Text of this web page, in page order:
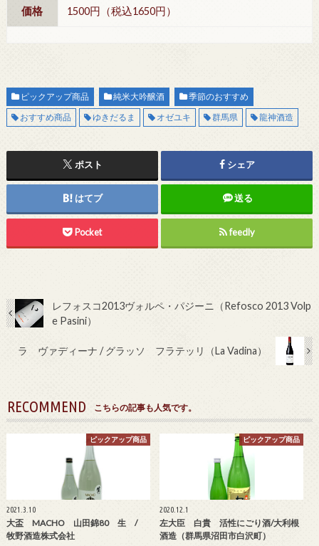
価格 1500円（税込1650円）
ピックアップ商品 純米大吟醸酒
季節のおすすめ
おすすめ商品
ゆきだるま オゼユキ 群馬県 龍神酒造
ポスト シェア
はてブ 送る
Pocket feedly
レフォスコ2013ヴォルペ・パジーニ（Refosco 2013 Volp
e Pasini）
ラ ヴァディーナ / グラッソ フラテッリ（La Vadina）
RECOMMEND こちらの記事も人気です。
ピックアップ商品
2021.3.10
大盃 MACHO 山田錦80 生 /
牧野酒造株式会社
ピックアップ商品
2020.12.1
左大臣 白貴 活性にごり酒/大利根
酒造（群馬県沼田市白沢町）